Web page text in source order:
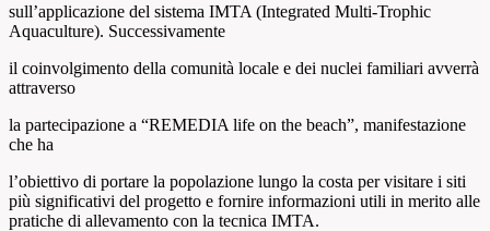
sull’applicazione del sistema IMTA (Integrated Multi-Trophic
Aquaculture). Successivamente
il coinvolgimento della comunità locale e dei nuclei familiari avverrà
attraverso
la partecipazione a “REMEDIA life on the beach”, manifestazione
che ha
l’obiettivo di portare la popolazione lungo la costa per visitare i siti
più significativi del progetto e fornire informazioni utili in merito alle
pratiche di allevamento con la tecnica IMTA.